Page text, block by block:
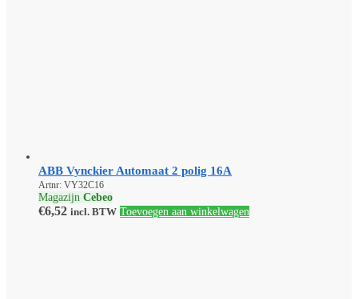
ABB Vynckier Automaat 2 polig 16A
Artnr: VY32C16
Magazijn Cebeo
€6,52 incl. BTW Toevoegen aan winkelwagen